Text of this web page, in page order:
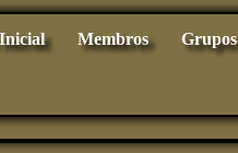
Membros Grupos